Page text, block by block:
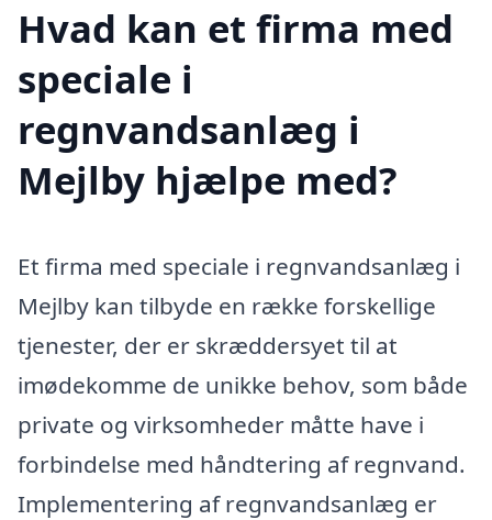
Hvad kan et firma med
speciale i
regnvandsanlæg i
Mejlby hjælpe med?
Et firma med speciale i regnvandsanlæg i
Mejlby kan tilbyde en række forskellige
tjenester, der er skræddersyet til at
imødekomme de unikke behov, som både
private og virksomheder måtte have i
forbindelse med håndtering af regnvand.
Implementering af regnvandsanlæg er